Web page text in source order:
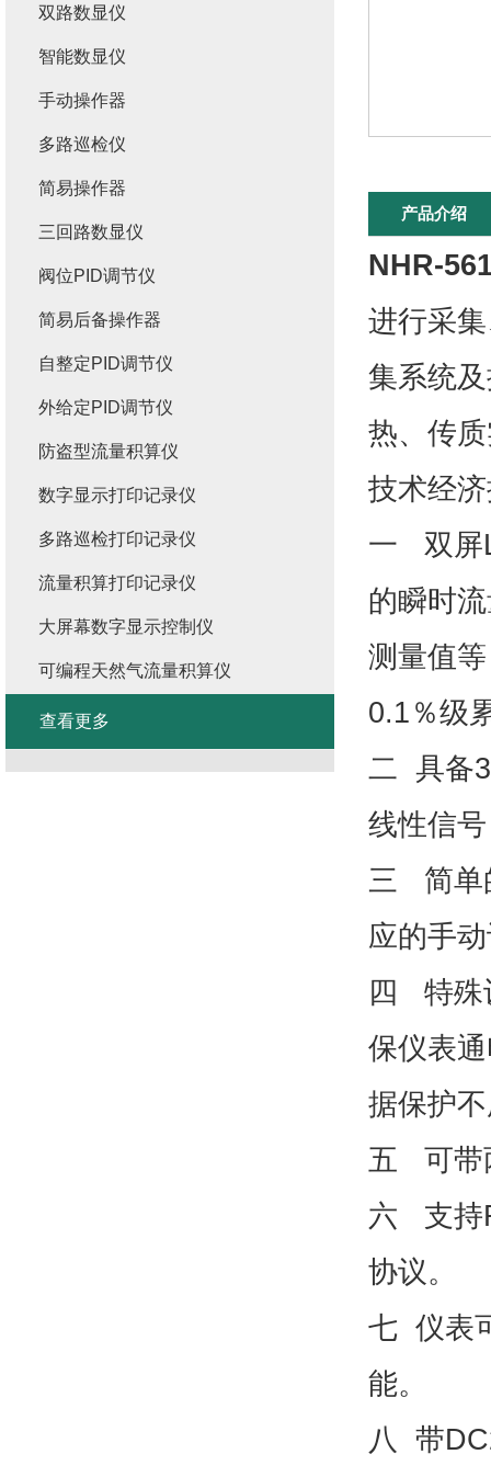
产品介绍
NHR-
进行采
集系统
热、传
技术经
一 双屏
的瞬时
测量值
0.1％级
二 具备
线性信
三 简单
应的手
四 特殊
保仪表
据保护
五 可带
六 支持
协议。
七 仪表
能。
八 带
双路数显仪
智能数显仪
手动操作器
多路巡检仪
简易操作器
三回路数显仪
阀位PID调节仪
简易后备操作器
自整定PID调节仪
外给定PID调节仪
防盗型流量积算仪
数字显示打印记录仪
多路巡检打印记录仪
流量积算打印记录仪
大屏幕数字显示控制仪
可编程天然气流量积算仪
查看更多